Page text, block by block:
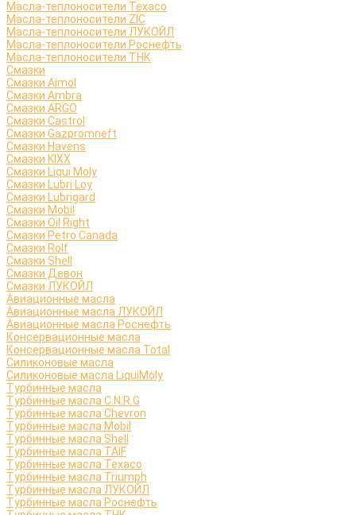
Масла-теплоносители Texaco
Масла-теплоносители ZIC
Масла-теплоносители ЛУКОЙЛ
Масла-теплоносители Роснефть
Масла-теплоносители ТНК
Смазки
Смазки Aimol
Смазки Ambra
Смазки ARGO
Смазки Castrol
Смазки Gazpromneft
Смазки Havens
Смазки KIXX
Смазки Liqui Moly
Смазки Lubri Loy
Смазки Lubrigard
Смазки Mobil
Смазки Oil Right
Смазки Petro Canada
Смазки Rolf
Смазки Shell
Смазки Девон
Смазки ЛУКОЙЛ
Авиационные масла
Авиационные масла ЛУКОЙЛ
Авиационные масла Роснефть
Консервационные масла
Консервационные масла Total
Силиконовые масла
Силиконовые масла LiquiMoly
Турбинные масла
Турбинные масла C.N.R.G
Турбинные масла Chevron
Турбинные масла Mobil
Турбинные масла Shell
Турбинные масла TAIF
Турбинные масла Texaco
Турбинные масла Triumph
Турбинные масла ЛУКОЙЛ
Турбинные масла Роснефть